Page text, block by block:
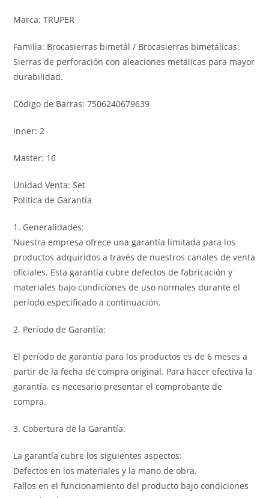
Marca: TRUPER
Familia: Brocasierras bimetál / Brocasierras bimetálicas:
Sierras de perforación con aleaciones metálicas para mayor
durabilidad.
Código de Barras: 7506240679639
Inner: 2
Master: 16
Unidad Venta: Set
Política de Garantía
1. Generalidades:
Nuestra empresa ofrece una garantía limitada para los
productos adquiridos a través de nuestros canales de venta
oficiales. Esta garantía cubre defectos de fabricación y
materiales bajo condiciones de uso normales durante el
período especificado a continuación.
2. Período de Garantía:
El período de garantía para los productos es de 6 meses a
partir de la fecha de compra original. Para hacer efectiva la
garantía, es necesario presentar el comprobante de
compra.
3. Cobertura de la Garantía:
La garantía cubre los siguientes aspectos:
Defectos en los materiales y la mano de obra.
Fallos en el funcionamiento del producto bajo condiciones